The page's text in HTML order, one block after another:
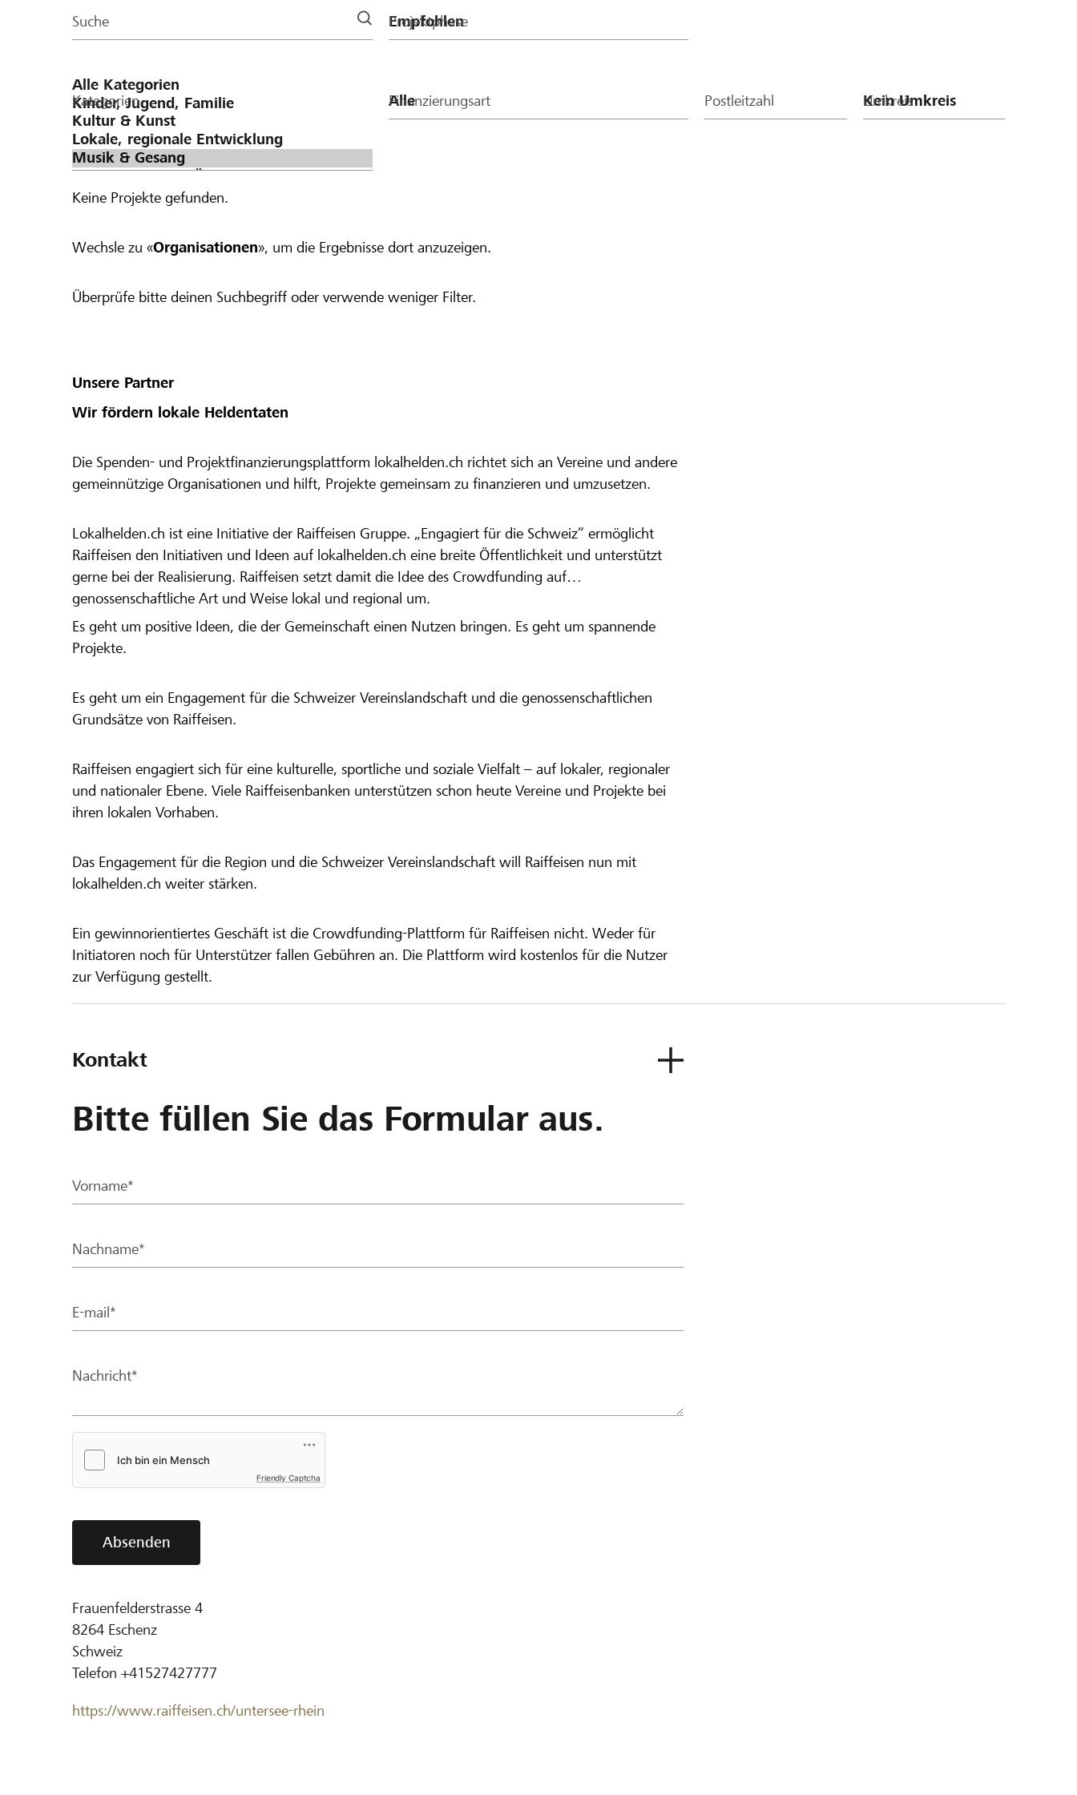
Suche Projektphase
Kategorien Finanzierungsart Postleitzahl Umkreis
Keine Projekte gefunden.
Wechsle zu «Organisationen», um die Ergebnisse dort anzuzeigen.
Überprüfe bitte deinen Suchbegriff oder verwende weniger Filter.
Unsere Partner
Wir fördern lokale Heldentaten
Die Spenden- und Projektfinanzierungsplattform lokalhelden.ch richtet sich an Vereine und andere
gemeinnützige Organisationen und hilft, Projekte gemeinsam zu finanzieren und umzusetzen.
Lokalhelden.ch ist eine Initiative der Raiffeisen Gruppe. „Engagiert für die Schweiz“ ermöglicht
Raiffeisen den Initiativen und Ideen auf lokalhelden.ch eine breite Öffentlichkeit und unterstützt
gerne bei der Realisierung. Raiffeisen setzt damit die Idee des Crowdfunding auf
genossenschaftliche Art und Weise lokal und regional um.
Es geht um positive Ideen, die der Gemeinschaft einen Nutzen bringen. Es geht um spannende
Projekte.
Es geht um ein Engagement für die Schweizer Vereinslandschaft und die genossenschaftlichen
Grundsätze von Raiffeisen.
Raiffeisen engagiert sich für eine kulturelle, sportliche und soziale Vielfalt – auf lokaler, regionaler
und nationaler Ebene. Viele Raiffeisenbanken unterstützen schon heute Vereine und Projekte bei
ihren lokalen Vorhaben.
Das Engagement für die Region und die Schweizer Vereinslandschaft will Raiffeisen nun mit
lokalhelden.ch weiter stärken.
Ein gewinnorientiertes Geschäft ist die Crowdfunding-Plattform für Raiffeisen nicht. Weder für
Initiatoren noch für Unterstützer fallen Gebühren an. Die Plattform wird kostenlos für die Nutzer
zur Verfügung gestellt.
Kontakt
Bitte füllen Sie das Formular aus.
Vorname*
Nachname*
E-mail*
Nachricht*
Friendly Captcha
Absenden
Frauenfelderstrasse 4
8264 Eschenz
Schweiz
Telefon +41527427777
https://www.raiffeisen.ch/untersee-rhein